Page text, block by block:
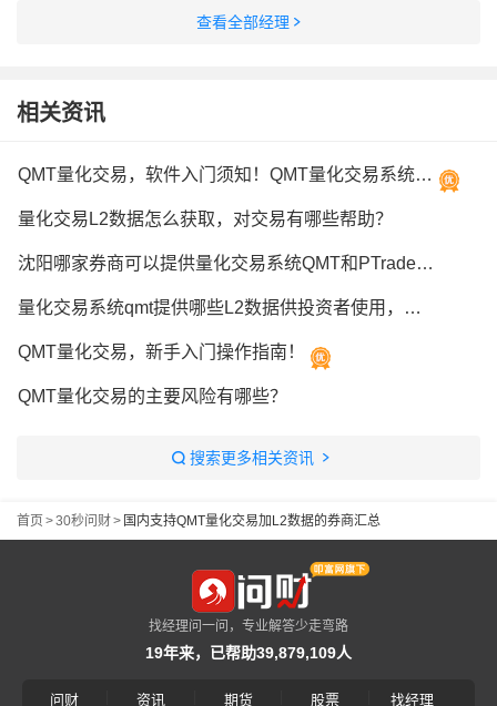
查看全部经理
相关资讯
QMT量化交易，软件入门须知！QMT量化交易系统，低门槛提供/免费使用券商！
量化交易L2数据怎么获取，对交易有哪些帮助？
沈阳哪家券商可以提供量化交易系统QMT和PTrade，有L2数据吗？
量化交易系统qmt提供哪些L2数据供投资者使用，如何开通qmt
QMT量化交易，新手入门操作指南！
QMT量化交易的主要风险有哪些？
搜索更多相关资讯
首页 >30秒问财> 国内支持QMT量化交易加L2数据的券商汇总
找经理问一问，专业解答少走弯路
19年来，已帮助39,879,109人
问财 资讯 期货 股票 找经理